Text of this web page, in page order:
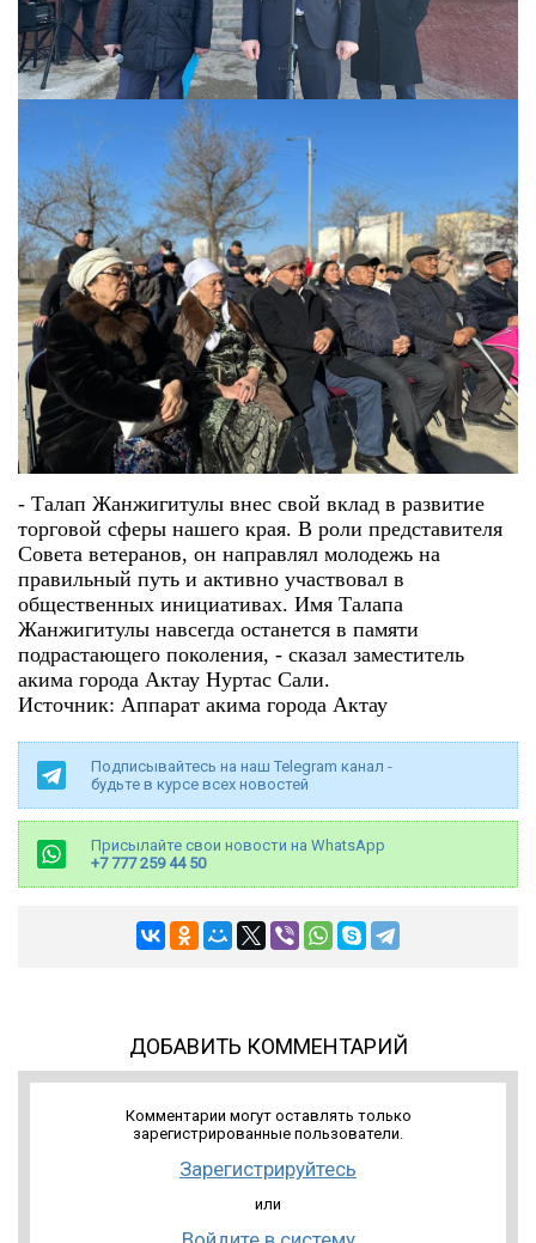
- Талап Жанжигитулы внес свой вклад в развитие
торговой сферы нашего края. В роли представителя
Совета ветеранов, он направлял молодежь на
правильный путь и активно участвовал в
общественных инициативах. Имя Талапа
Жанжигитулы навсегда останется в памяти
подрастающего поколения, - сказал заместитель
акима города Актау Нуртас Сали.
Источник: Аппарат акима города Актау
Подписывайтесь на наш Telegram канал -
будьте в курсе всех новостей
Присылайте свои новости на WhatsApp
+7 777 259 44 50
ДОБАВИТЬ КОММЕНТАРИЙ
Комментарии могут оставлять только
зарегистрированные пользователи.
Зарегистрируйтесь
или